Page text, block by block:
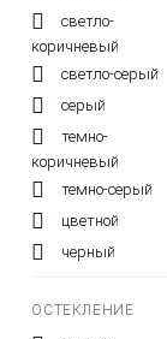
светло-
коричневый
светло-серый
серый
темно-
коричневый
темно-серый
цветной
черный
ОСТЕКЛЕНИЕ